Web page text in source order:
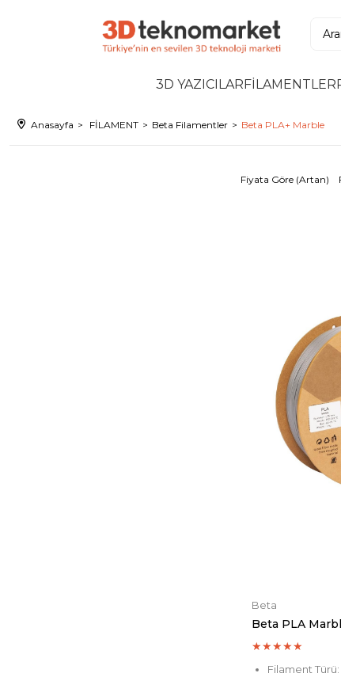
3D YAZICILARFİLAMENTLER
Anasayfa FİLAMENT Beta Filamentler Beta PLA+ Marble
Fiyata Göre (Artan)
Beta
★★★★★
Filament Türü: